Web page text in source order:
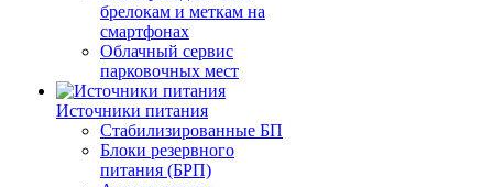
брелокам и меткам на
смартфонах
Облачный сервис
парковочных мест
Источники питания
Стабилизированные БП
Блоки резервного
питания (БРП)